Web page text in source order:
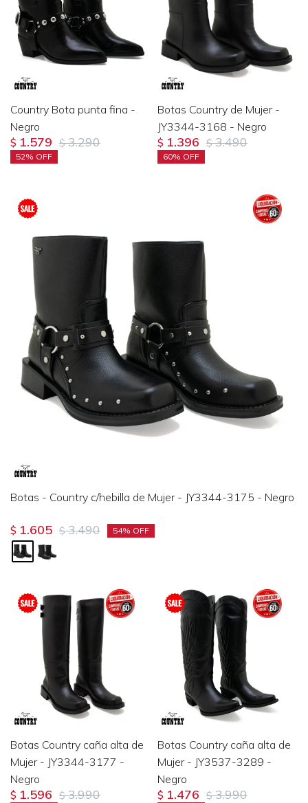
Country Bota punta fina -
Negro
$ 1.579 $ 3.290
52
Botas Country de Mujer -
JY3344-3168 - Negro
$ 1.396 $ 3.490
60
Botas - Country c/hebilla de Mujer - JY3344-3175 - Negro
$ 1.605 $ 3.490 54
Botas Country caña alta de
Mujer - JY3344-3177 -
Negro
$ 1.596 $ 3.990
Botas Country caña alta de
Mujer - JY3537-3289 -
Negro
$ 1.476 $ 3.990